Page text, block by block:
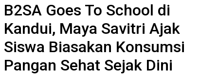
B2SA Goes To School di
Kandui, Maya Savitri Ajak
Siswa Biasakan Konsumsi
Pangan Sehat Sejak Dini